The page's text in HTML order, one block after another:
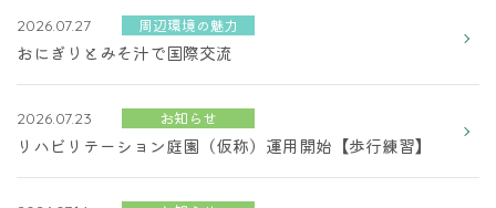
2026.07.27 周辺環境の魅力
おにぎりとみそ汁で国際交流
2026.07.23 お知らせ
リハビリテーション庭園（仮称）運用開始【歩行練習】